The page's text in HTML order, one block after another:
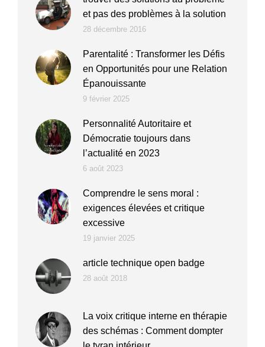
et pas des problèmes à la solution
28 décembre 2016
Parentalité : Transformer les Défis
en Opportunités pour une Relation
Épanouissante
9 février 2025
Personnalité Autoritaire et
Démocratie toujours dans
l’actualité en 2023
6 août 2023
Comprendre le sens moral :
exigences élevées et critique
excessive
19 janvier 2025
article technique open badge
28 août 2018
La voix critique interne en thérapie
des schémas : Comment dompter